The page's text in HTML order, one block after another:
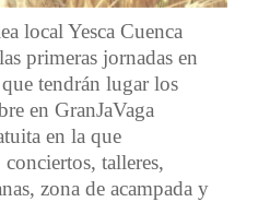
local Yesca Cuenca
primeras jornadas en
tendrán lugar los
en GranJaVaga
en la que
talleres,
zona de acampada y